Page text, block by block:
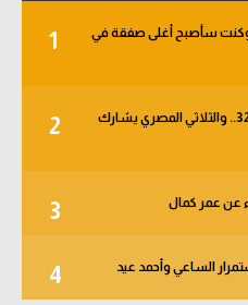
1
وكنت سأصبح أغلى صفقة في
2
خبر في الجول - الأهلي يبدأ من دور الـ 32.. والثلاثي المصري يشارك
3 عن عمر كمال
4 الساعي وأحمد عيد